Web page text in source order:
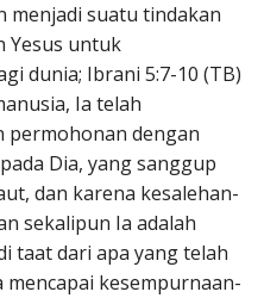
menjadi suatu tindakan
Yesus untuk
dunia; Ibrani 5:7-10 (TB)
Ia telah
permohonan dengan
Dia, yang sanggup
dan karena kesalehan-
sekalipun Ia adalah
taat dari apa yang telah
kesempurnaan-